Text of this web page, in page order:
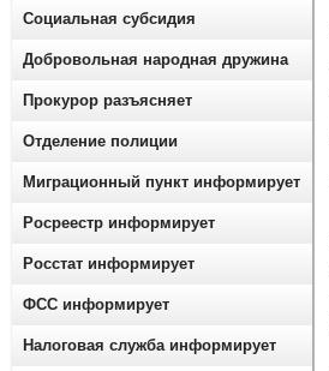
Социальная субсидия
Добровольная народная дружина
Прокурор разъясняет
Отделение полиции
Миграционный пункт информирует
Росреестр информирует
Росстат информирует
ФСС информирует
Налоговая служба информирует